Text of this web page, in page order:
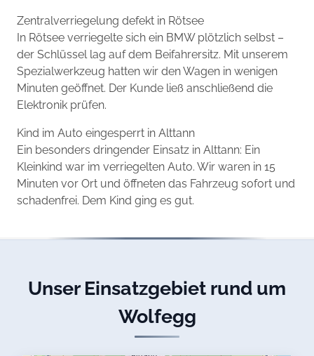
Zentralverriegelung defekt in Rötsee
In Rötsee verriegelte sich ein BMW plötzlich selbst –
der Schlüssel lag auf dem Beifahrersitz. Mit unserem
Spezialwerkzeug hatten wir den Wagen in wenigen
Minuten geöffnet. Der Kunde ließ anschließend die
Elektronik prüfen.
Kind im Auto eingesperrt in Alttann
Ein besonders dringender Einsatz in Alttann: Ein
Kleinkind war im verriegelten Auto. Wir waren in 15
Minuten vor Ort und öffneten das Fahrzeug sofort und
schadenfrei. Dem Kind ging es gut.
Unser Einsatzgebiet rund um
Wolfegg